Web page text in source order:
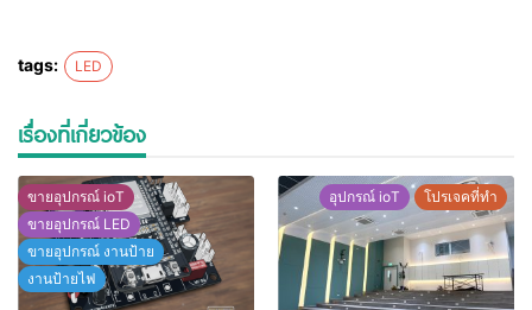
tags: LED
เรื่องที่เกี่ยวข้อง
ขายอุปกรณ์ ioT
ขายอุปกรณ์ LED
ขายอุปกรณ์ งานป้าย
งานป้ายไฟ
อุปกรณ์ ioT โปรเจคที่ทำ